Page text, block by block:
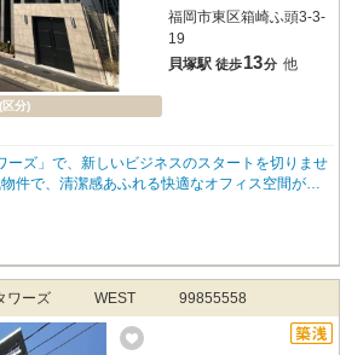
分)
福岡市東区箱崎ふ頭3-3-
19
貝塚駅 徒歩13分 他
ーズ」で、新しいビジネスのスタートを切りませ
件で、清潔感あふれる快適なオフィス空間が魅
線と西鉄貝塚線の「貝塚駅」から徒歩13分、複数
来客にも大変便利です。広々とした2LDK、専
ワークスタイルに対応可能。8階北西向きで明
。エアコンやエレベーターはもちろん、インター
に業務を始められますよ。周辺には「箱崎ふ頭
、リフレッシュにも最適。コンビニや飲食店、
、日々の業務をサポートしてくれるでしょう。駐
車での通勤も安心。新しいステージを築く拠点と
崎タワーズ WEST 99855558